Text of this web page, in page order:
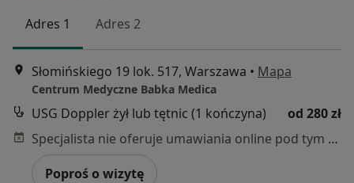
Adres 1 Adres 2
Słomińskiego 19 lok. 517, Warszawa • Mapa
Centrum Medyczne Babka Medica
USG Doppler żył lub tętnic (1 kończyna)
od 280 zł
Specjalista nie oferuje umawiania online pod tym adresem.
Poproś o wizytę